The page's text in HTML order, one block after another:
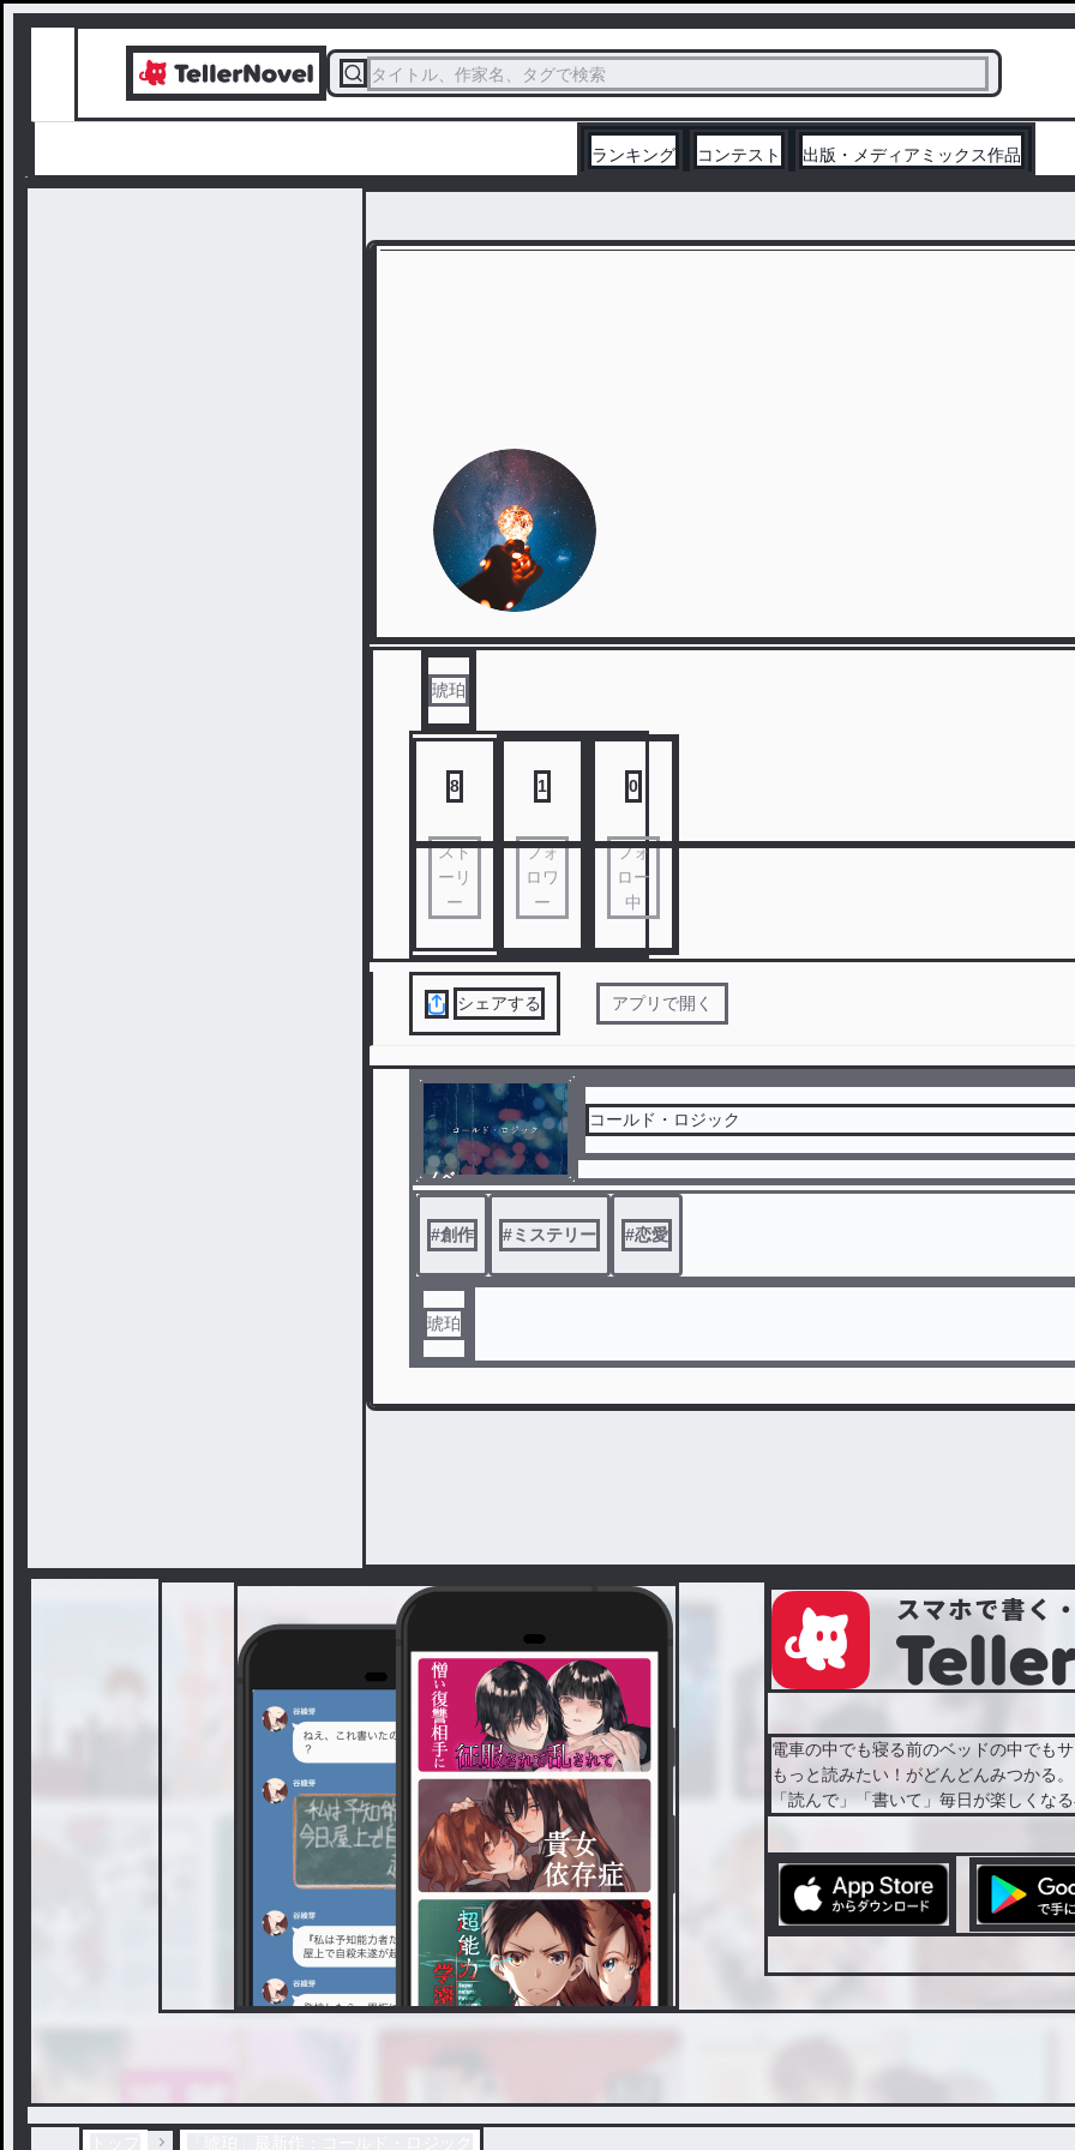
タイトル、作家名、タグで検索
ランキング コンテスト 出版・メディアミックス作品
琥珀
8
スト
ーリ
ー
1
フォ
ロワ
ー
0
フォ
ロー
中
シェアする アプリで開く
ノベ
ル
コールド・ロジック
#創作 #ミステリー #恋愛
琥珀
電車の中でも寝る前のベッドの中でも
もっと読みたい！がどんどんみつかる。
「読んで」「書いて」毎日が楽しくな